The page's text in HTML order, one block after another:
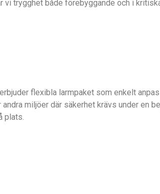
vi trygghet både förebyggande och i
flexibla larmpaket som enkelt
miljöer där säkerhet krävs under en
plats.